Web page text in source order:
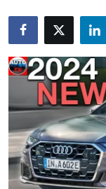
Muayene & Ruhsat
Sorgulamalar
İkinci El & Alım-
Bakım & Arıza
Elektrikli & Hibrit
Kiralama & Filo